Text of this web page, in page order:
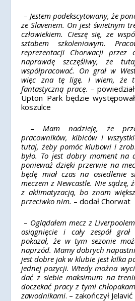
– Jestem podekscytowany, że
ze Slavenem. On jest świetnym
człowiekiem. Cieszę się, ze
sztabem szkoleniowym.
reprezentacji Chorwacji
naprawdę szczęśliwy, że
współpracować. On grał w
więc zna tę ligę. I wiem, że
fantastyczną pracę. –
Upton Park będzie
koszulce
– Mam nadzieję, że
pracowników, kibiców i
tutaj, żeby pomóc klubowi i
było. To jest dobry moment na
ponieważ dzięki przerwie na
będę miał czas na osiedlenie
meczem z Newcastle. Nie sądzę,
z aklimatyzacją, bo znam
przeciwko nim. – dodał Chorwat
– Oglądałem mecz z
osiągnięcie i cały zespół
pokazał, że w tym sezonie
naprzód. Mamy dobrych
jest dobre jak w klubie jest kilka
jednej pozycji. Wtedy można
dać z siebie maksimum na
doczekać pracy z tymi
zawodnikami. – zakończył Jelavić